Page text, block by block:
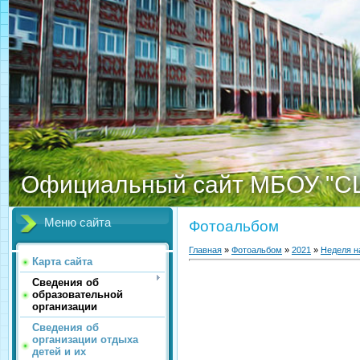
Официальный сайт МБОУ
Меню сайта
Карта сайта
Сведения об
образовательной
организации
Сведения об
организации отдыха
детей и их
Фотоальбом
Главная » Фотоальбом » 2021 » Неделя